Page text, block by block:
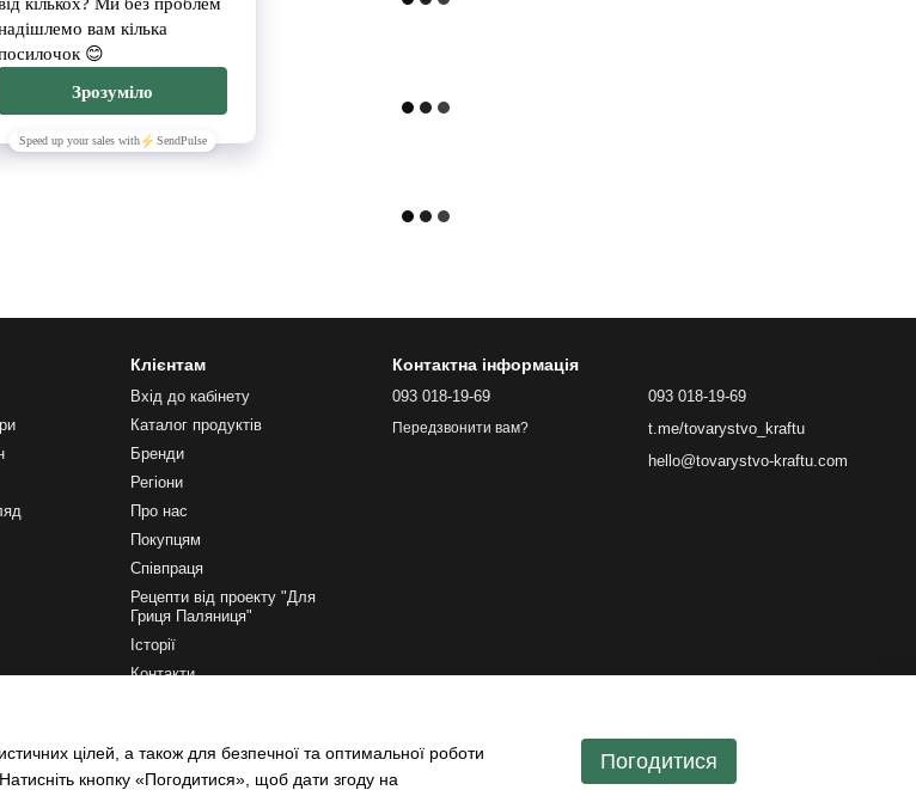
Клієнтам
Вхід до кабінету
Каталог продуктів
Бренди
Регіони
Про нас
Покупцям
Співпраця
Рецепти від проекту "Для
Гриця Паляниця"
Історії
Контакти
Контактна інформація
093 018-19-69
Передзвонити вам?
093 018-19-69
t.me/tovarystvo_kraftu
hello@tovarystvo-kraftu.com
цілей, а також для безпечної та оптимальної роботи
кнопку «Погодитися», щоб дати згоду на
Погодитися